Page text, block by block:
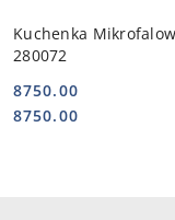
Kuchenka
280072
Cena:
8750.00
Cena:
8750.00